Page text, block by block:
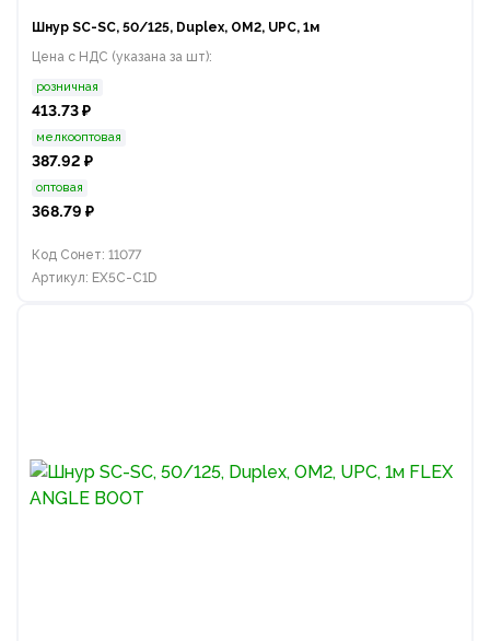
Шнур SC-SC, 50/125, Duplex, OM2, UPC, 1м
Цена с НДС (указана за шт):
розничная
413.73 ₽
мелкооптовая
387.92 ₽
оптовая
368.79 ₽
Код Сонет: 11077
Артикул: EX5C-C1D